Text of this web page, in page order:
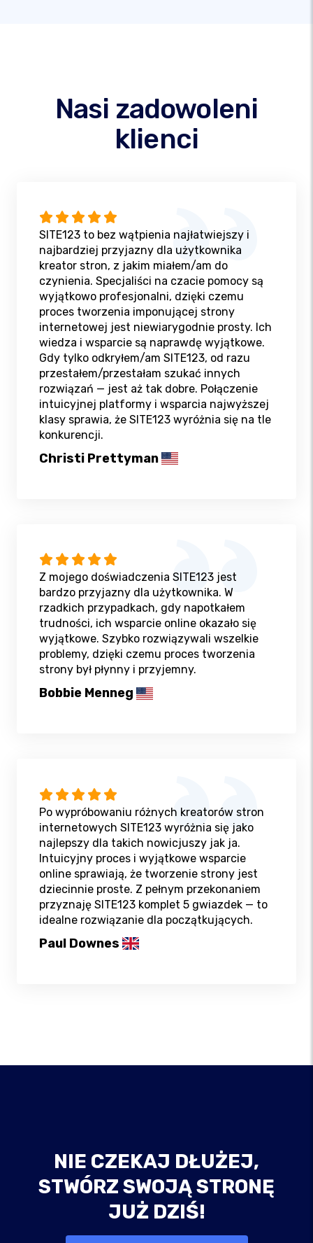
Nasi zadowoleni
klienci
SITE123 to bez wątpienia najłatwiejszy i
najbardziej przyjazny dla użytkownika
kreator stron, z jakim miałem/am do
czynienia. Specjaliści na czacie pomocy są
wyjątkowo profesjonalni, dzięki czemu
proces tworzenia imponującej strony
internetowej jest niewiarygodnie prosty. Ich
wiedza i wsparcie są naprawdę wyjątkowe.
Gdy tylko odkryłem/am SITE123, od razu
przestałem/przestałam szukać innych
rozwiązań — jest aż tak dobre. Połączenie
intuicyjnej platformy i wsparcia najwyższej
klasy sprawia, że SITE123 wyróżnia się na tle
konkurencji.
Christi Prettyman
Z mojego doświadczenia SITE123 jest
bardzo przyjazny dla użytkownika. W
rzadkich przypadkach, gdy napotkałem
trudności, ich wsparcie online okazało się
wyjątkowe. Szybko rozwiązywali wszelkie
problemy, dzięki czemu proces tworzenia
strony był płynny i przyjemny.
Bobbie Menneg
Po wypróbowaniu różnych kreatorów stron
internetowych SITE123 wyróżnia się jako
najlepszy dla takich nowicjuszy jak ja.
Intuicyjny proces i wyjątkowe wsparcie
online sprawiają, że tworzenie strony jest
dziecinnie proste. Z pełnym przekonaniem
przyznaję SITE123 komplet 5 gwiazdek — to
idealne rozwiązanie dla początkujących.
Paul Downes
NIE CZEKAJ DŁUŻEJ,
STWÓRZ SWOJĄ STRONĘ
JUŻ DZIŚ!